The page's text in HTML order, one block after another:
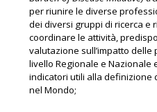
per riunire le diverse
dei diversi gruppi di ricerca e
coordinare le attività,
valutazione sull’impatto
livello Regionale e Nazionale
indicatori utili alla definizione
nel Mondo;